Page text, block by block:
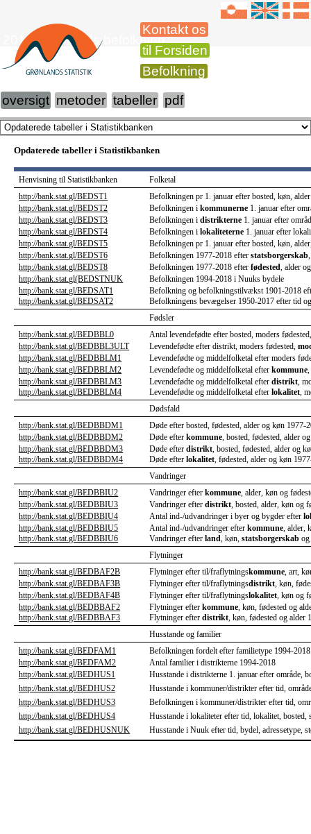
Kontakt os
til Forsiden
Befolkning
2018 Grønlands befolkning
oversigt metoder tabeller pdf